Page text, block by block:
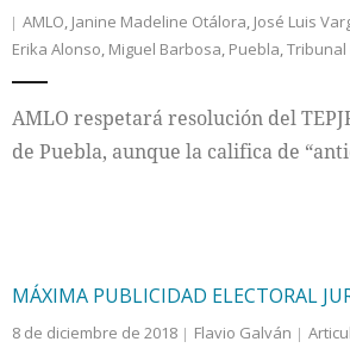
Colaboradores
Cultura
AMLO, Janine Madeline Otálora, José Luis
Erika Alonso, Miguel Barbosa, Puebla,Tribunal
AMLO respetará resolución del
de Puebla, aunque la califica de
MÁXIMA PUBLICIDAD ELECTORAL
8 de diciembre de 2018 Flavio Galván